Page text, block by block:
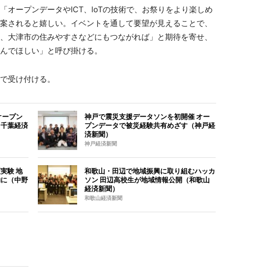
オープンデータやICT、loTの技術で、お祭りをより楽しめ
されると嬉しい。イベントを通して要望が見えることで、
大津市の住みやすさなどにもつながれば」と期待を寄せ、
でほしい」と呼び掛ける。
受け付ける。
ープン
葉経済
神戸で震災支援データソンを初開催 オー
プンデータで被災経験共有めざす（神戸経
済新聞）
神戸経済新聞
験 地
（中野
和歌山・田辺で地域振興に取り組むハッカ
ソン 田辺高校生が地域情報公開（和歌山
経済新聞）
和歌山経済新聞